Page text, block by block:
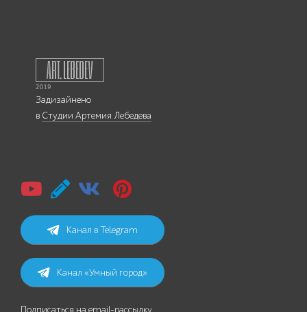
Задизайнено
в Студии Артемия Лебедева
Канал в Telegram
Канал «Умный город»
Подписаться на email-рассылку